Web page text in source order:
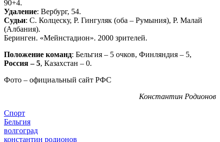
90+4.
Удаление: Вербург, 54.
Судьи: С. Колцеску, Р. Гингуляк (оба – Румыния), Р. Малай
(Албания).
Беринген. «Мейнстадион». 2000 зрителей.
Положение команд: Бельгия – 5 очков, Финляндия – 5,
Россия – 5, Казахстан – 0.
Фото – официальный сайт РФС
Константин Родионов
Спорт
Бельгия
волгоград
константин родионов